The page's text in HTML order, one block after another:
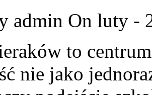
admin On luty -
to
nie jako